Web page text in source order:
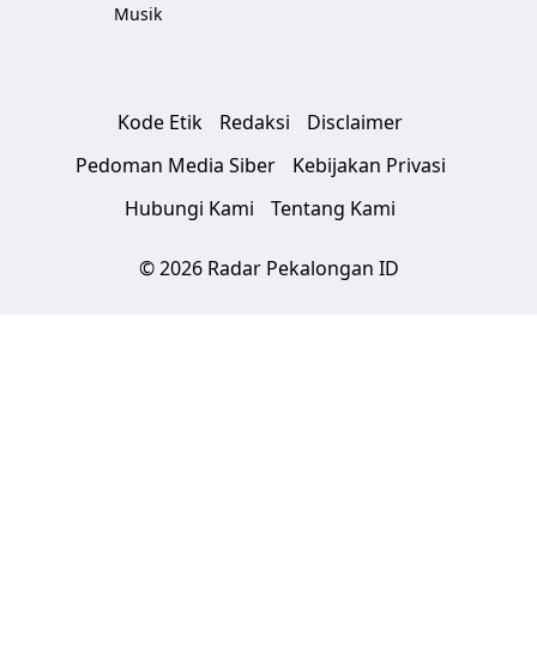
Musik
Kode Etik Redaksi
Disclaimer
Pedoman Media Siber
Kebijakan Privasi
Hubungi Kami
Tentang Kami
© 2026 Radar Pekalongan ID